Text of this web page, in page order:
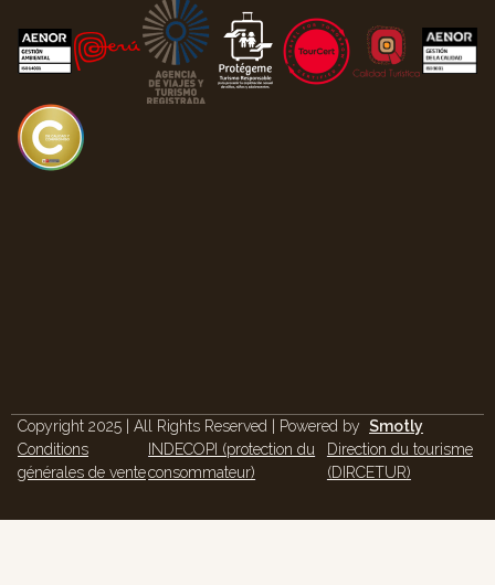
Copyright 2025 | All Rights Reserved | Powered by Smotly
Conditions
générales de vente
INDECOPI (protection du
consommateur)
Direction du tourisme
(DIRCETUR)